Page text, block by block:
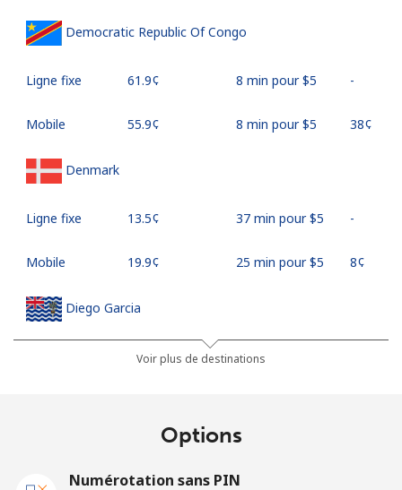
Democratic Republic Of Congo
Ligne fixe ⁦61.9¢⁩ 8 min pour ⁦$5⁩ -
Mobile ⁦55.9¢⁩ 8 min pour ⁦$5⁩ ⁦38¢⁩
Denmark
Ligne fixe ⁦13.5¢⁩ 37 min pour ⁦$5⁩ -
Mobile ⁦19.9¢⁩ 25 min pour ⁦$5⁩ ⁦8¢⁩
Diego Garcia
⁦185.5¢⁩ 2 min pour ⁦$5⁩
Voir plus de destinations
Options
Numérotation sans PIN